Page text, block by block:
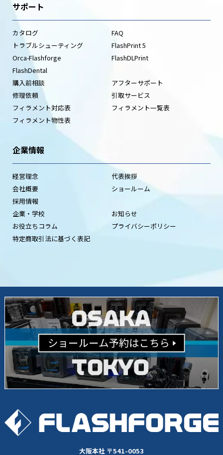
サポート
カタログ
FAQ
トラブルシューティング
FlashPrint 5
Orca-Flashforge
FlashDLPrint
FlashDental
購入前相談
アフターサポート
修理依頼
引取サービス
フィラメント対応表
フィラメント一覧表
フィラメント物性表
企業情報
経営理念
代表挨拶
会社概要
ショールーム
採用情報
企業・学校
お知らせ
お役立ちコラム
プライバシーポリシー
特定商取引法に基づく表記
大阪本社 〒541-0053